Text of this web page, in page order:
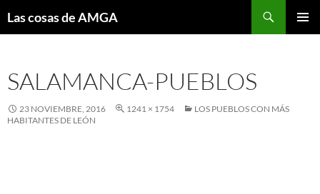
Las cosas de AMGA
SALAMANCA-PUEBLOS
23 NOVIEMBRE, 2016 1241 × 1754
LOS PUEBLOS CON MÁS
HABITANTES DE LEÓN